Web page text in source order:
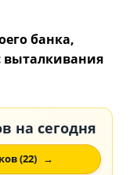
банка,
выталкивания
на сегодня
(22)